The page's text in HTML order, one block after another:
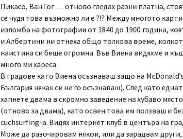
Пикасо, Ван Гог … отново гледах разни платна,
се чудя това възможно ли е ?!? Между многото
изложба на фотографии от 1840 до 1900 година,
и Албертини ни отнеха общо толкова време,
наистина си беше огромна. Във Виена видяхме и
много ми хареса.
В градове като Виена осъзнаваш защо на
България някак си не го осъзнаваш). След като
хапнете двама в скромно заведение на хубаво
(отново за двама), като освен това им ползваш и
cuchsurfing-а. Видях интернет клуб в центъра на
Може да разочаровам някои, или да зарадвам